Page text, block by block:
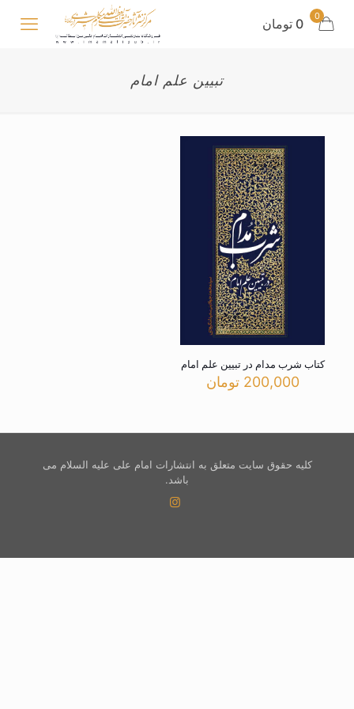
0 0 تومان
تبیین علم امام
کتاب شرب مدام در تبیین علم امام
200,000 تومان
کلیه حقوق سایت متعلق به انتشارات امام علی علیه السلام می
باشد.